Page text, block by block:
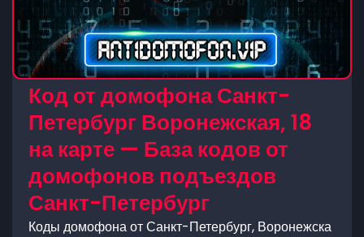
Код от домофона Санкт-
Петербург Воронежская, 18
на карте — База кодов от
домофонов подъездов
Санкт-Петербург
Коды домофона от Санкт-Петербург, Воронежска